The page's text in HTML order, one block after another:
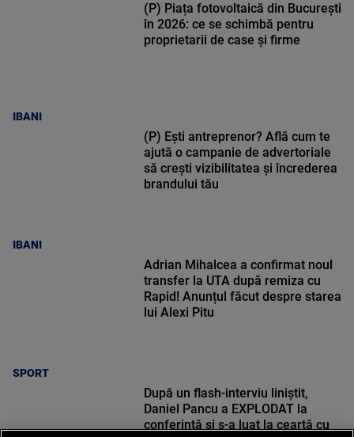
IBANI
(P) Piața fotovoltaică din București
în 2026: ce se schimbă pentru
proprietarii de case și firme
IBANI
(P) Ești antreprenor? Află cum te
ajută o campanie de advertoriale
să crești vizibilitatea și încrederea
brandului tău
SPORT
Adrian Mihalcea a confirmat noul
transfer la UTA după remiza cu
Rapid! Anunțul făcut despre starea
lui Alexi Pitu
După un flash-interviu liniștit,
Daniel Pancu a EXPLODAT la
conferință și s-a luat la ceartă cu